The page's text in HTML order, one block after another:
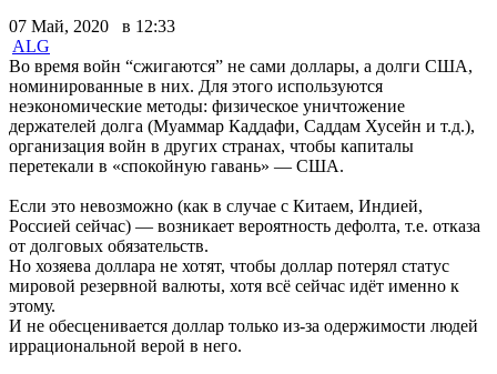
07 Май, 2020 в 12:33
ALG
Во время войн “сжигаются” не сами доллары, а долги США,
номинированные в них. Для этого используются
неэкономические методы: физическое уничтожение
держателей долга (Муаммар Каддафи, Саддам Хусейн и т.д.),
организация войн в других странах, чтобы капиталы
перетекали в «спокойную гавань» — США.
Если это невозможно (как в случае с Китаем, Индией,
Россией сейчас) — возникает вероятность дефолта, т.е. отказа
от долговых обязательств.
Но хозяева доллара не хотят, чтобы доллар потерял статус
мировой резервной валюты, хотя всё сейчас идёт именно к
этому.
И не обесценивается доллар только из-за одержимости людей
иррациональной верой в него.